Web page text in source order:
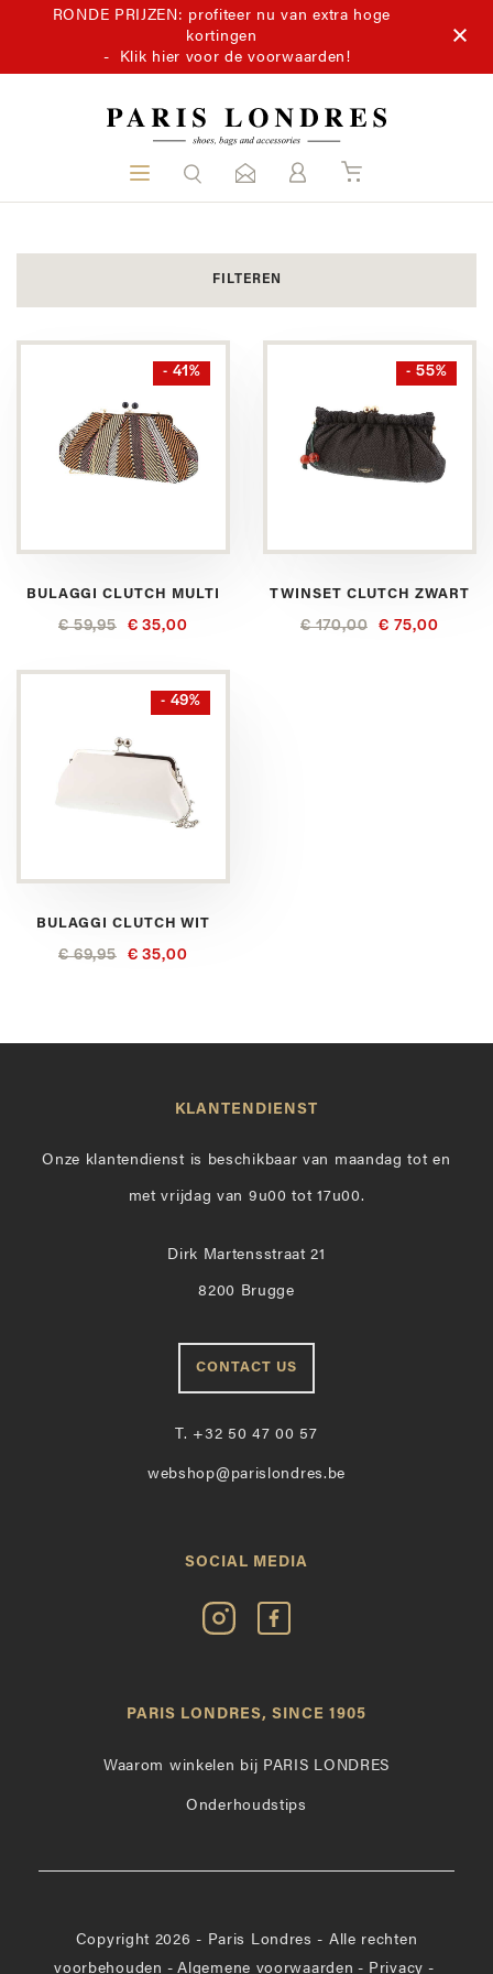
RONDE PRIJZEN: profiteer nu van extra hoge
kortingen
- Klik hier voor de voorwaarden!
FILTEREN
- 41%
BULAGGI CLUTCH MULTI
€ 59,95 € 35,00
- 55%
TWINSET CLUTCH ZWART
€ 170,00 € 75,00
- 49%
BULAGGI CLUTCH WIT
€ 69,95 € 35,00
KLANTENDIENST
Onze klantendienst is beschikbaar van maandag tot en
met vrijdag van 9u00 tot 17u00.
Dirk Martensstraat 21
8200 Brugge
CONTACT US
T. +32 50 47 00 57
webshop@parislondres.be
SOCIAL MEDIA
Volg
Paris
Instagram
Vind
op
PARIS LONDRES, SINCE 1905
Waarom winkelen bij PARIS LONDRES
Onderhoudstips
Copyright 2026 - Paris Londres - Alle rechten
voorbehouden - Algemene voorwaarden - Privacy -